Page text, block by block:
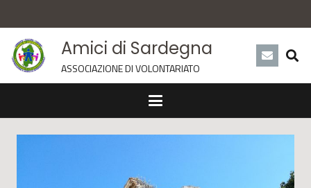
Amici di Sardegna
ASSOCIAZIONE DI VOLONTARIATO